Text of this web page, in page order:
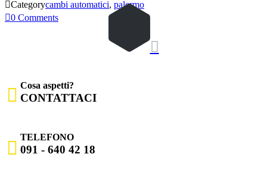
Categorycambi automatici, palermo
0 Comments

 Cosa aspetti?
CONTATTACI

TELEFONO
091 - 640 42 18